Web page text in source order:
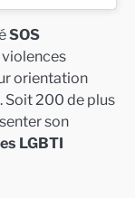
SOS
orientation
Soit 200 de plus
son
LGBTI